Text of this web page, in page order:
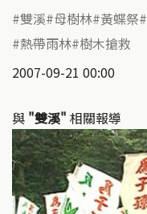
雙溪 母樹林 黃蝶祭
熱帶雨林 樹木搶救
2007-09-21 00:00
與 "雙溪" 相關報導